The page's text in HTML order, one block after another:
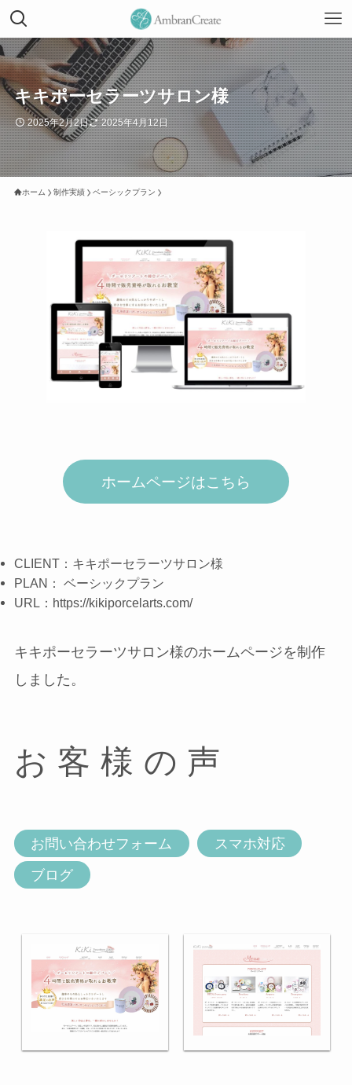
キキポーセラーツサロン様
2025年2月2日 2025年4月12日
ホーム 制作実績 ベーシックプラン
ホームページはこちら
CLIENT：キキポーセラーツサロン様
PLAN： ベーシックプラン
URL：https://kikiporcelarts.com/
キキポーセラーツサロン様のホームページを制作
しました。
お客様の声
お問い合わせフォーム スマホ対応
ブログ